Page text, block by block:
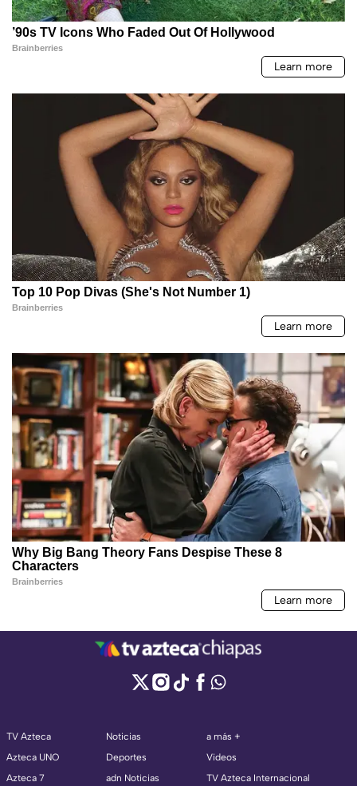
TV Azteca
Azteca UNO
Azteca 7
Noticias
Deportes
adn Noticias
a más +
Videos
TV Azteca Internacional